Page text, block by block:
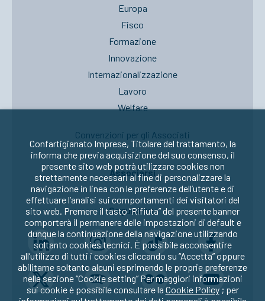
Europa
Fisco
Formazione
Innovazione
Internazionalizzazione
Lavoro
Welfare
Convenzioni per gli Associati
Associarsi
Seguici su:
Confartigianato Imprese, Titolare del trattamento, la
informa che previa acquisizione del suo consenso, il
presente sito web potrà utilizzare cookies non
strettamente necessari al fine di personalizzare la
navigazione in linea con le preferenze dell’utente e di
effettuare l’analisi sui comportamenti dei visitatori del
sito web. Premere il tasto “Rifiuta” del presente banner
comporterà il permanere delle impostazioni di default e
dunque la continuazione della navigazione utilizzando
soltanto cookies tecnici. È possibile acconsentire
all’utilizzo di tutti i cookies cliccando su “Accetta” oppure
abilitarne soltanto alcuni esprimendo le proprie preferenze
nella sezione “Cookie setting” Per maggiori informazioni
sui cookie è possibile consultare la Cookie Policy; per